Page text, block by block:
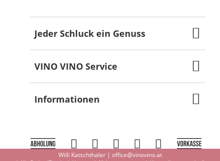
Jeder Schluck ein Genuss
VINO VINO Service
Informationen
Willi Katschthaler | office@vinovino.at